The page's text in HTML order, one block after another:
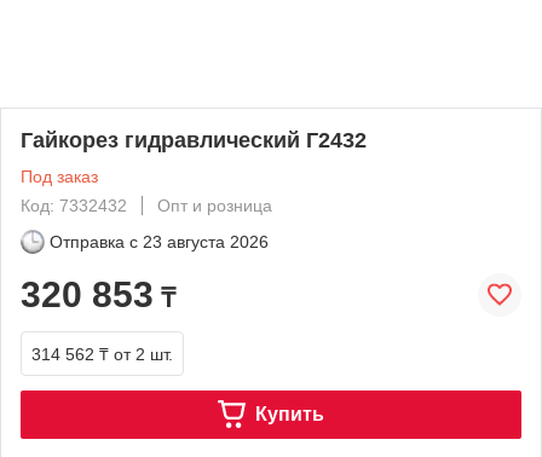
Гайкорез гидравлический Г2432
Под заказ
Код: 7332432
Опт и розница
Отправка с 23 августа 2026
320 853 ₸
314 562 ₸ от 2 шт.
Купить